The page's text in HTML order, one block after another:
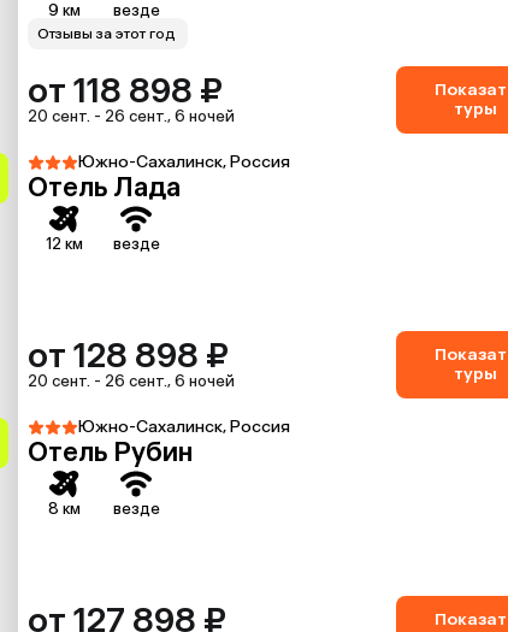
9 км везде
Отзывы за этот год
от 118 898 ₽
20 сент. - 26 сент., 6 ночей
туры
Южно-Сахалинск, Россия
Отель Лада
12 км везде
от 128 898 ₽
20 сент. - 26 сент., 6 ночей
туры
Южно-Сахалинск, Россия
Отель Рубин
8 км везде
от 127 898 ₽